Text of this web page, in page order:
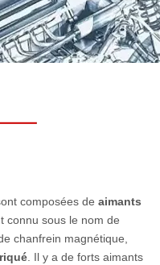
composées de aimants
connu sous le nom de
chanfrein magnétique,
. Il y a de forts aimants